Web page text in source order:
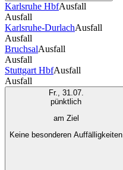
Karlsruhe HbfAusfall
Ausfall
Karlsruhe-DurlachAusfall
Ausfall
BruchsalAusfall
Ausfall
Stuttgart HbfAusfall
Ausfall
Fr., 31.07.
pünktlich
am Ziel
Keine besonderen Auffälligkeiten